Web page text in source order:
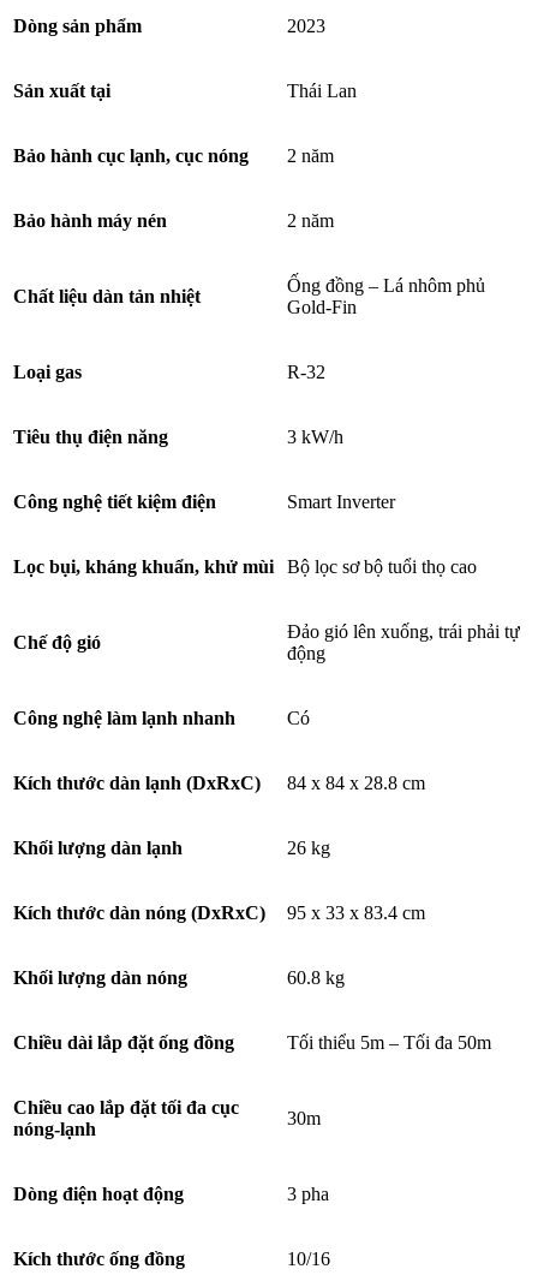
Dòng sản phẩm 2023
Sản xuất tại Thái Lan
Bảo hành cục lạnh, cục nóng 2 năm
Bảo hành máy nén 2 năm
Chất liệu dàn tản nhiệt
Ống đồng – Lá nhôm phủ
Gold-Fin
Loại gas R-32
Tiêu thụ điện năng 3 kW/h
Công nghệ tiết kiệm điện Smart Inverter
Lọc bụi, kháng khuẩn, khử mùi Bộ lọc sơ bộ tuổi thọ cao
Chế độ gió
Đảo gió lên xuống, trái phải tự
động
Công nghệ làm lạnh nhanh Có
Kích thước dàn lạnh (DxRxC) 84 x 84 x 28.8 cm
Khối lượng dàn lạnh 26 kg
Kích thước dàn nóng (DxRxC) 95 x 33 x 83.4 cm
Khối lượng dàn nóng 60.8 kg
Chiều dài lắp đặt ống đồng Tối thiểu 5m – Tối đa 50m
Chiều cao lắp đặt tối đa cục
nóng-lạnh
30m
Dòng điện hoạt động 3 pha
Kích thước ống đồng 10/16